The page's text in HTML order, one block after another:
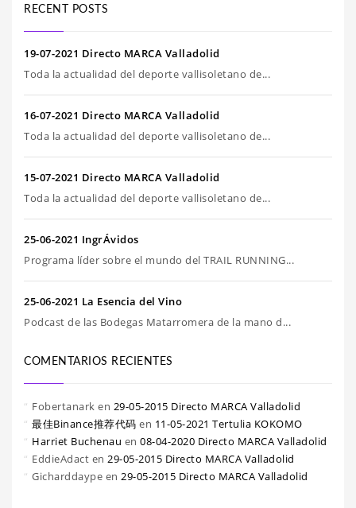
RECENT POSTS
19-07-2021 Directo MARCA Valladolid
Toda la actualidad del deporte vallisoletano de...
16-07-2021 Directo MARCA Valladolid
Toda la actualidad del deporte vallisoletano de...
15-07-2021 Directo MARCA Valladolid
Toda la actualidad del deporte vallisoletano de...
25-06-2021 IngrÁvidos
Programa líder sobre el mundo del TRAIL RUNNING...
25-06-2021 La Esencia del Vino
Podcast de las Bodegas Matarromera de la mano d...
COMENTARIOS RECIENTES
Fobertanark en 29-05-2015 Directo MARCA Valladolid
最佳Binance推荐代码 en 11-05-2021 Tertulia KOKOMO
Harriet Buchenau en 08-04-2020 Directo MARCA Valladolid
EddieAdact en 29-05-2015 Directo MARCA Valladolid
Gicharddaype en 29-05-2015 Directo MARCA Valladolid